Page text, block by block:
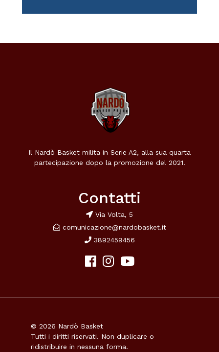
Il Nardò Basket milita in Serie A2, alla sua quarta
partecipazione dopo la promozione del 2021.
Contatti
Via Volta, 5
comunicazione@nardobasket.it
3892459456
© 2026 Nardò Basket
Tutti i diritti riservati. Non duplicare o
ridistribuire in nessuna forma.